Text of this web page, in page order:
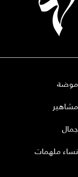
موضة
مشاهير
جمال
نساء ملهمات